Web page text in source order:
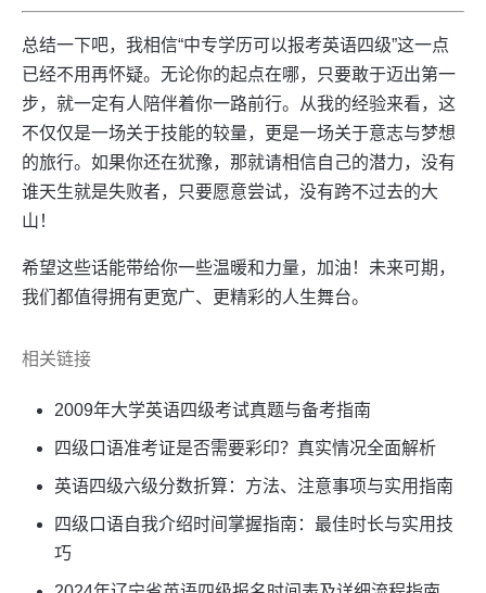
总结一下吧，我相信“中专学历可以报考英语四级”这一点
已经不用再怀疑。无论你的起点在哪，只要敢于迈出第一
步，就一定有人陪伴着你一路前行。从我的经验来看，这
不仅仅是一场关于技能的较量，更是一场关于意志与梦想
的旅行。如果你还在犹豫，那就请相信自己的潜力，没有
谁天生就是失败者，只要愿意尝试，没有跨不过去的大
山！
希望这些话能带给你一些温暖和力量，加油！未来可期，
我们都值得拥有更宽广、更精彩的人生舞台。
相关链接
2009年大学英语四级考试真题与备考指南
四级口语准考证是否需要彩印？真实情况全面解析
英语四级六级分数折算：方法、注意事项与实用指南
四级口语自我介绍时间掌握指南：最佳时长与实用技
巧